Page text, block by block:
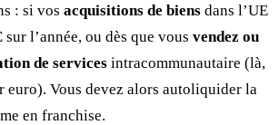
: si vos acquisitions de biens dans l’UE
sur l’année, ou dès que vous vendez ou
de services intracommunautaire (là,
euro). Vous devez alors autoliquider la
en franchise.